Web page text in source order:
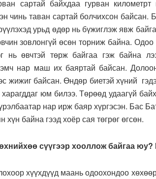
сартай байхдаа гурван
чинь таван сартай болчихсон
урьд өдөр нь бүжиглэж явж
зовлонгүй өсөн торниж байна.
нь өвчтэй төрж байгаа гэж байна
нар маш их баяртай байсан.
жижиг байсан. Өндөр биетэй хүний
юм билээ. Төрөөд удаагүй
нар ирж баяр хүргэсэн. Бас
байна гээд хоёр сая төгрөг өгсөн.
сүүгээр хооллож байгаа
хүүхдүүд маань одоохондоо